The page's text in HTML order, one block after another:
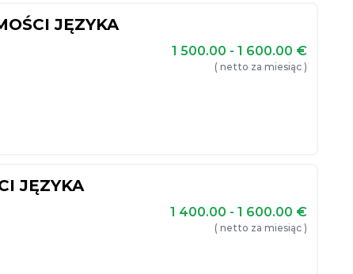
JĘZYKA
1 500.00 - 1 600.00 €
( netto za miesiąc )
JĘZYKA
1 400.00 - 1 600.00 €
( netto za miesiąc )